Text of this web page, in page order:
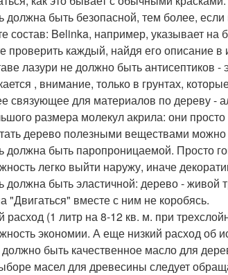
должна быть безопасной, тем более,
состав: Belinka, например, указывает на
проверить каждый, найдя его описание в
лазури не должно быть антисептиков
, внимание, только в грунтах,
связующее для материалов по дереву -
размера молекул акрила: они
дерево полезными веществами
должна быть паропроницаемой. Просто
легко выйти наружу, иначе
должна быть эластичной: дерево -
"Двигаться" вместе с ним не коробясь.
расход (1 литр на 8-12 кв. м. при
экономии. А еще низкий расход об
быть качественное масло для
масел для древесины следует